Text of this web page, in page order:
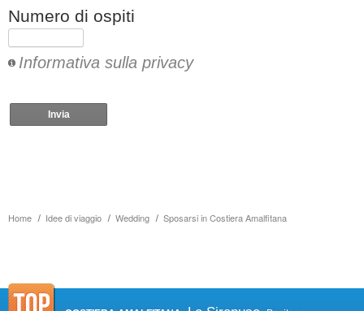
Home Idee di viaggio Wedding Sposarsi in Costiera Amalfitana
Numero di ospiti
Informativa sulla privacy
Invia